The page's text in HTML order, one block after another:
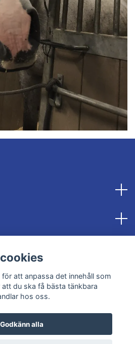
att anpassa det innehåll som
du ska få bästa tänkbara
hos oss.
Godkänn alla